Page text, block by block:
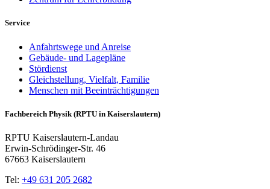
Service
Anfahrtswege und Anreise
Gebäude- und Lagepläne
Stördienst
Gleichstellung, Vielfalt, Familie
Menschen mit Beeinträchtigungen
Fachbereich Physik (RPTU in Kaiserslautern)
RPTU Kaiserslautern-Landau
Erwin-Schrödinger-Str. 46
67663 Kaiserslautern
Tel: +49 631 205 2682